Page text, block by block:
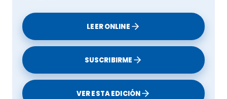
LEER ONLINE
SUSCRIBIRME
VER ESTA EDICIÓN